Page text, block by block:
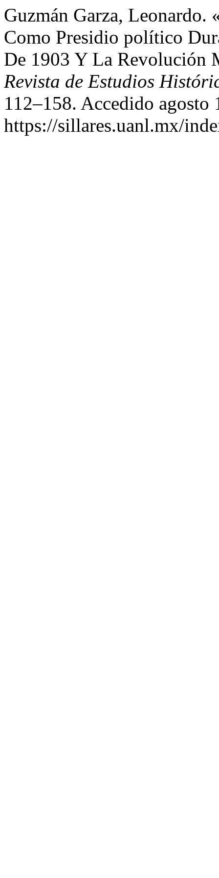
Guzmán Garza, Leonardo.
Como Presidio político
De 1903 Y La Revolución
Revista de Estudios
112–158. Accedido agosto
https://sillares.uanl.mx/